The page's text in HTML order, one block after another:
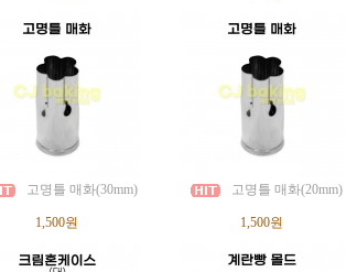
고명틀 매화(30mm)
1,500원
고명틀 매화(20mm)
1,500원